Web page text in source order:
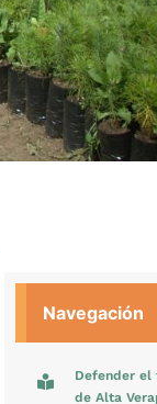
Navegación
Defender el
de Alta